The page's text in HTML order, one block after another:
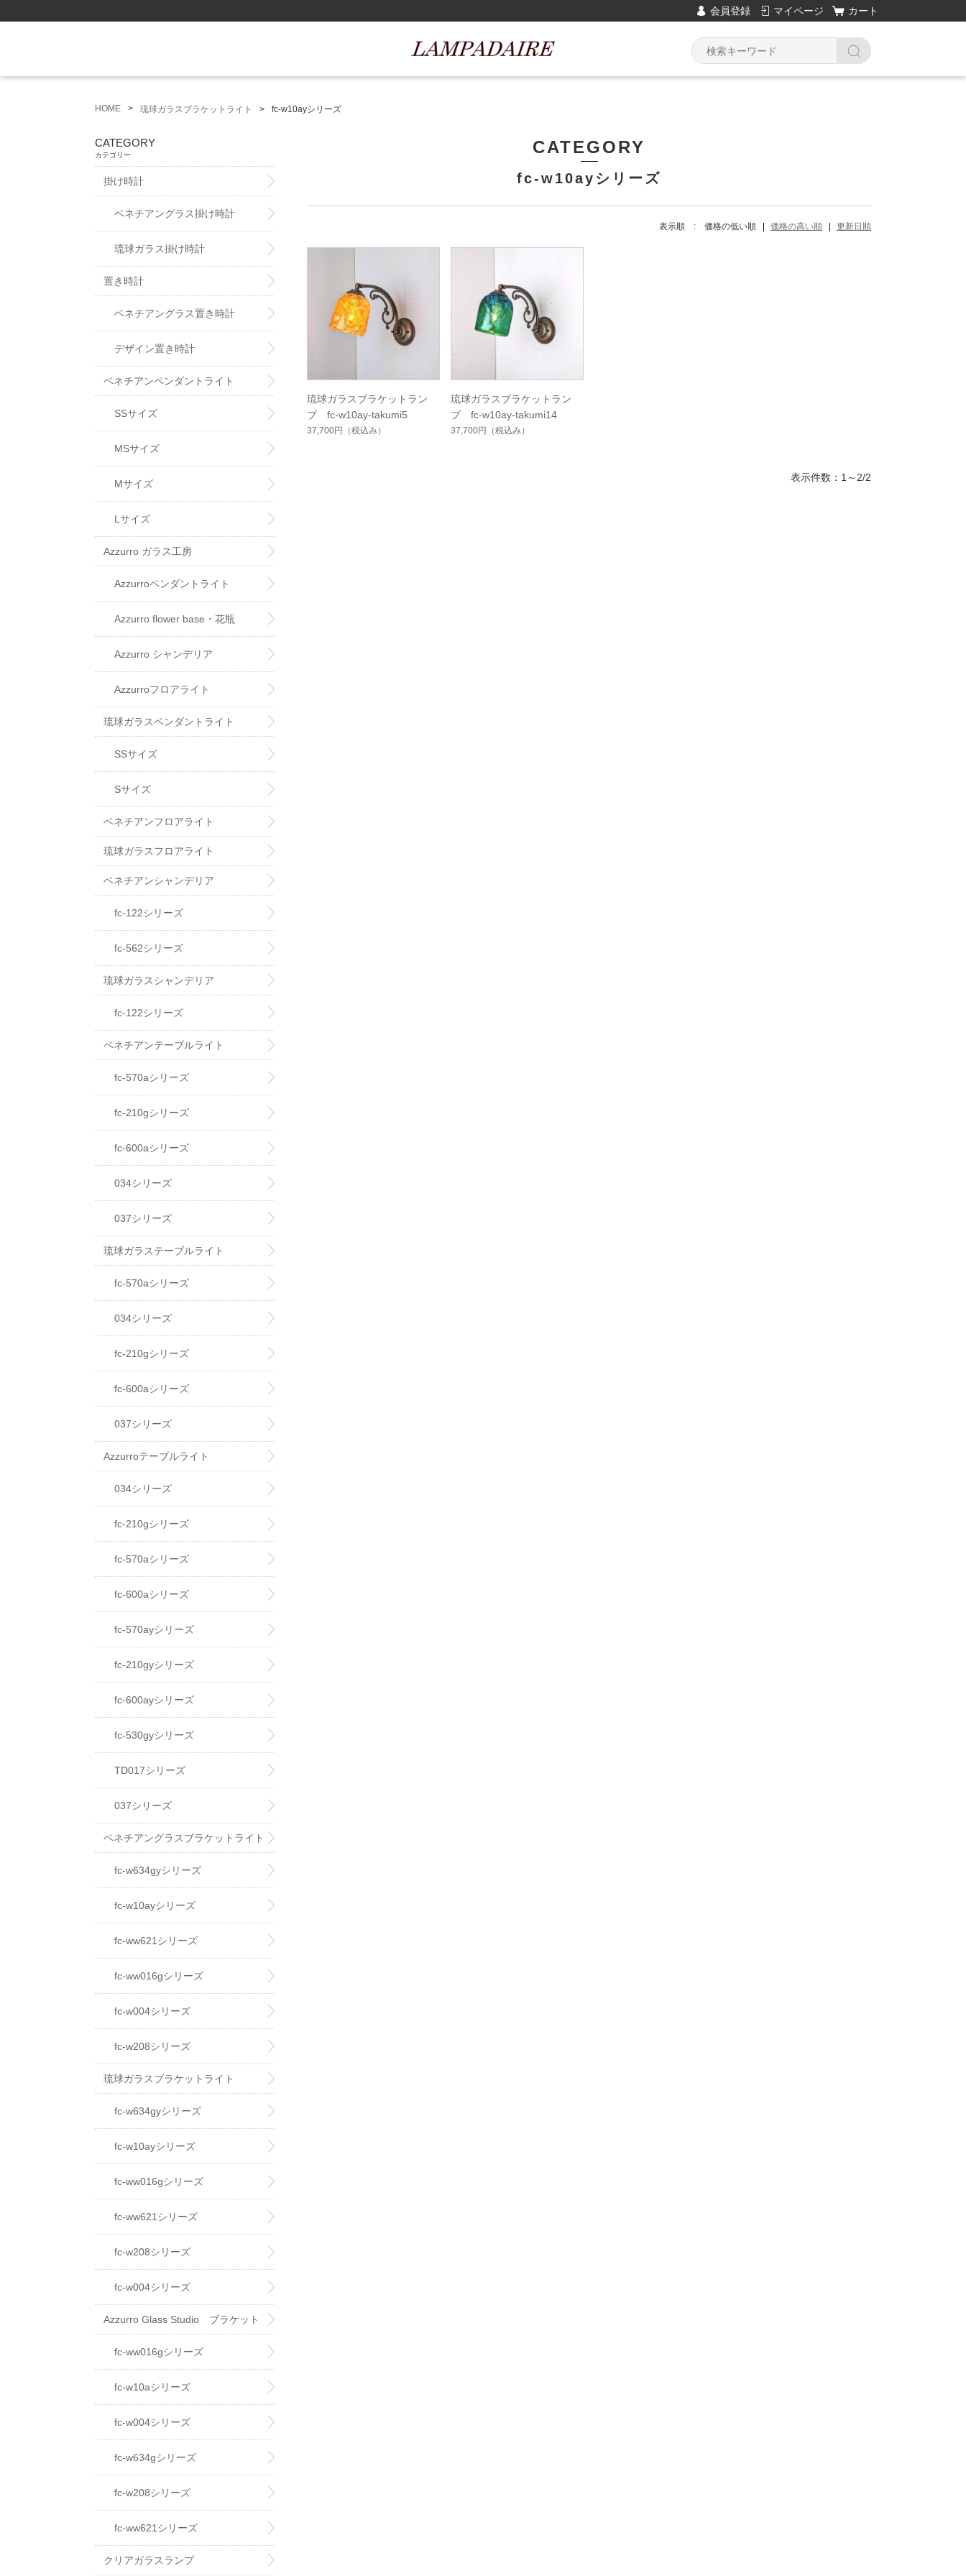
会員登録 マイページ カート
HOME 琉球ガラスブラケットライト fc-w10ayシリーズ
CATEGORY
fc-w10ayシリーズ
表示順 : 価格の低い順 価格の高い順 更新日順
琉球ガラスブラケットラン
プ fc-w10ay-takumi5
37,700円 （税込み）
琉球ガラスブラケットラン
プ fc-w10ay-takumi14
37,700円 （税込み）
表示件数：1～2/2
CATEGORY
カテゴリー
掛け時計
ベネチアングラス掛け時計
琉球ガラス掛け時計
置き時計
ベネチアングラス置き時計
デザイン置き時計
ベネチアンペンダントライト
SSサイズ
MSサイズ
Mサイズ
Lサイズ
Azzurro ガラス工房
Azzurroペンダントライト
Azzurro flower base・花瓶
Azzurro シャンデリア
Azzurroフロアライト
琉球ガラスペンダントライト
SSサイズ
Sサイズ
ベネチアンフロアライト
琉球ガラスフロアライト
ベネチアンシャンデリア
fc-122シリーズ
fc-562シリーズ
琉球ガラスシャンデリア
fc-122シリーズ
ベネチアンテーブルライト
fc-570aシリーズ
fc-210gシリーズ
fc-600aシリーズ
034シリーズ
037シリーズ
琉球ガラステーブルライト
fc-570aシリーズ
034シリーズ
fc-210gシリーズ
fc-600aシリーズ
037シリーズ
Azzurroテーブルライト
034シリーズ
fc-210gシリーズ
fc-570aシリーズ
fc-600aシリーズ
fc-570ayシリーズ
fc-210gyシリーズ
fc-600ayシリーズ
fc-530gyシリーズ
TD017シリーズ
037シリーズ
ベネチアングラスブラケットライト
fc-w634gyシリーズ
fc-w10ayシリーズ
fc-ww621シリーズ
fc-ww016gシリーズ
fc-w004シリーズ
fc-w208シリーズ
琉球ガラスブラケットライト
fc-w634gyシリーズ
fc-w10ayシリーズ
fc-ww016gシリーズ
fc-ww621シリーズ
fc-w208シリーズ
fc-w004シリーズ
Azzurro Glass Studio ブラケット
ライト
fc-ww016gシリーズ
fc-w10aシリーズ
fc-w004シリーズ
fc-w634gシリーズ
fc-w208シリーズ
fc-ww621シリーズ
クリアガラスランプ